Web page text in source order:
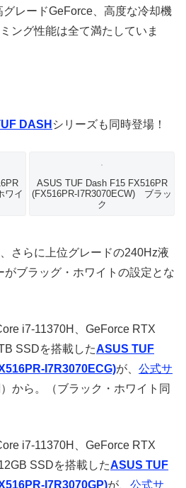
レードGeForce、高度な冷却機
ング性能は全て満たしていま
DASH シリーズも同時登場！
ワイ
ASUS TUF Dash F15 FX516PR
(FX516PR-I7R3070ECW) ブラッ
ク
さらに上位グレードの240Hz液
ブラッグ・ホワイトの設定とな
i7-11370H、GeForce RTX
SSDを搭載したASUS TUF
I7R3070ECG)が、 公式サ
）から。（ブラック・ホワイト同
i7-11370H、GeForce RTX
SSDを搭載したASUS TUF
I7R3070GP)が、 公式サ